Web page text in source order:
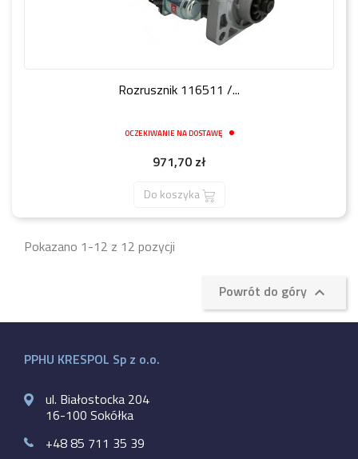
Rozrusznik 116511 /...
OCZEKIWANIE NA DOSTAWĘ
Cena
971,70 zł
Do koszyka
Pokazano 1-12 z 12 pozycji
Powrót do góry 
PPHU KRESPOL Sp z o.o.
ul. Białostocka 204
16-100 Sokółka
+48 85 711 35 39